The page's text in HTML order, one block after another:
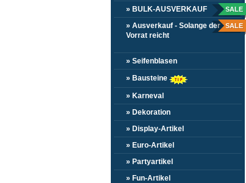
» BULK-AUSVERKAUF SALE
» Ausverkauf - Solange der
Vorrat reicht
SALE
» Seifenblasen
» Bausteine
» Karneval
» Dekoration
» Display-Artikel
» Euro-Artikel
» Partyartikel
» Fun-Artikel